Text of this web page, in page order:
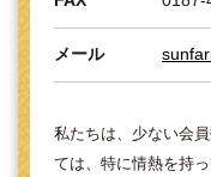
メール
私たちは、少ない会
ては、特に情熱を持